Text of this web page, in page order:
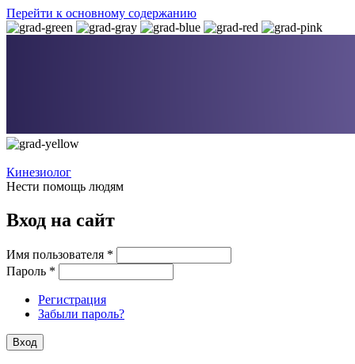
Перейти к основному содержанию
Кинезиолог
Нести помощь людям
Вход на сайт
Имя пользователя *
Пароль *
Регистрация
Забыли пароль?